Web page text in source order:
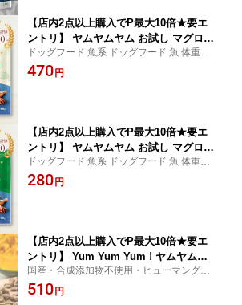
【店内2点以上購入でP最大10倍★要エ
ントリ】 ヤムヤムヤム お試し マグロ
やわらか ドライタイプ 80g ヤムヤムヤ
ム ドックフード ヤムヤム ドックフード
ドッグフード 魚系 ドッグフード 魚 体重管
理 低脂肪 魚ベース 小型犬 アレルギー 魚系
470 円
【店内2点以上購入でP最大10倍★要エ
ントリ】 ヤムヤムヤム お試し マグロ
ドライタイプ 50g ヤムヤムヤム ドック
フード ヤムヤム ドックフード 犬 ドッ
ドッグフード 魚系 ドッグフード 魚 体重管
理 低脂肪 魚ベース 小型犬 アレルギー 魚系
280 円
【店内2点以上購入でP最大10倍★要エ
ントリ】 Yum Yum Yum ! ヤムヤムヤ
ム シニア & ライト 馬肉 やわらかドラ
イタイプ (80g) ちょこっとパック お試
国産・合成添加物不使用・ヒューマングレ
ード人間の食事と同じ食材を使って、人間
の食事と同じ衛生レベルのペットフード専
510 円